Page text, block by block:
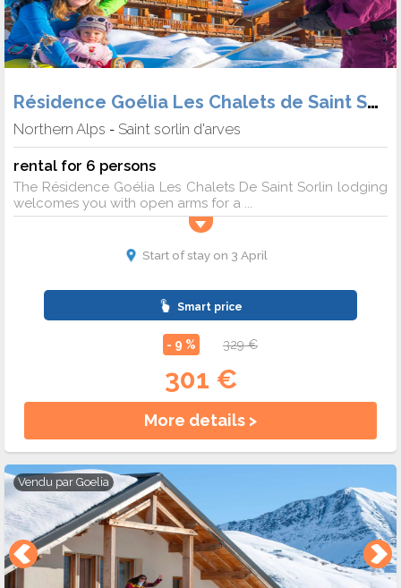
Résidence Goélia Les Chalets de Saint Sorlin
Northern Alps - Saint sorlin d'arves
rental for 6 persons
The Résidence Goélia Les Chalets De Saint Sorlin lodging
welcomes you with open arms for a ...
Start of stay on 3 April
Smart price
- 9 % 329 €
301 €
More details >
Vendu par Goelia